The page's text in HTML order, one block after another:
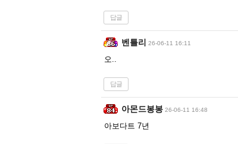
답글
벤틀리 26-06-11 16:11
오..
답글
아몬드봉봉 26-06-11 16:48
아보다트 7년